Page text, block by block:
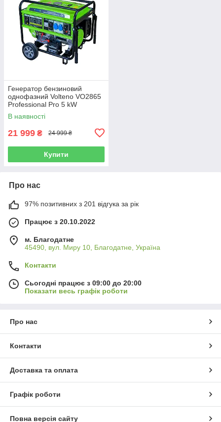
Генератор бензиновий
однофазний Volteno VO2865
Professional Pro 5 kW
В наявності
21 999 ₴ 24 999 ₴
Купити
Про нас
97% позитивних з 201 відгука за рік
Працює з 20.10.2022
м. Благодатне
45490, вул. Миру 10, Благодатне, Україна
Контакти
Сьогодні працює з 09:00 до 20:00
Показати весь графік роботи
Про нас
Контакти
Доставка та оплата
Графік роботи
Повна версія сайту